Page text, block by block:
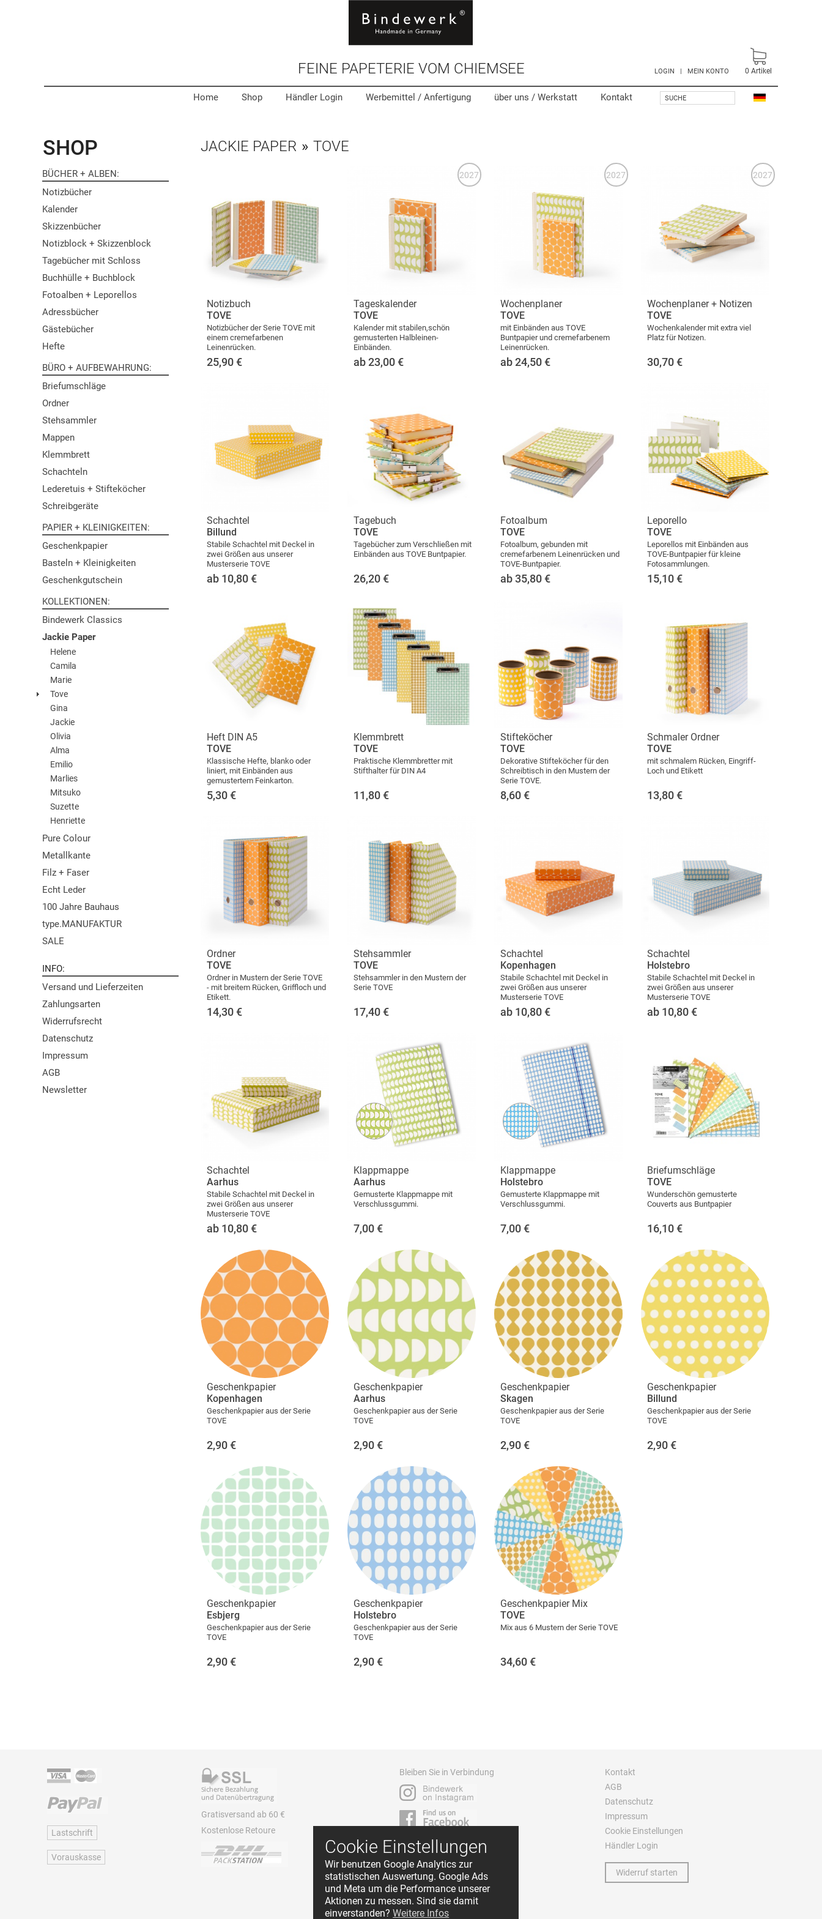
Cookie Einstellungen
Wir benutzen Google Analytics zur
statistischen Auswertung. Google Ads
und Meta um die Performance unserer
Aktionen zu messen. Sind sie damit
einverstanden?Weitere Infos
FEINE PAPETERIE VOM CHIEMSEE LOGIN | MEIN KONTO
Home Shop Händler Login Werbemittel / Anfertigung über uns / Werkstatt Kontakt SUCHE
0 Artikel
JACKIE PAPER » TOVE
Notizbuch
TOVE
Notizbücher der Serie TOVE mit
einem cremefarbenen
Leinenrücken.
25,90 €
Tageskalender
TOVE
Kalender mit stabilen,schön
gemusterten Halbleinen-
Einbänden.
ab 23,00 €
2027
Wochenplaner
TOVE
mit Einbänden aus TOVE
Buntpapier und cremefarbenem
Leinenrücken.
ab 24,50 €
2027
Wochenplaner + Notizen
TOVE
Wochenkalender mit extra viel
Platz für Notizen.
30,70 €
2027
Schachtel
Billund
Stabile Schachtel mit Deckel in
zwei Größen aus unserer
Musterserie TOVE
ab 10,80 €
Tagebuch
TOVE
Tagebücher zum Verschließen mit
Einbänden aus TOVE Buntpapier.
26,20 €
Fotoalbum
TOVE
Fotoalbum, gebunden mit
cremefarbenem Leinenrücken und
TOVE-Buntpapier.
ab 35,80 €
Leporello
TOVE
Leporellos mit Einbänden aus
TOVE-Buntpapier für kleine
Fotosammlungen.
15,10 €
Heft DIN A5
TOVE
Klassische Hefte, blanko oder
liniert, mit Einbänden aus
gemustertem Feinkarton.
5,30 €
Klemmbrett
TOVE
Praktische Klemmbretter mit
Stifthalter für DIN A4
11,80 €
Stifteköcher
TOVE
Dekorative Stifteköcher für den
Schreibtisch in den Mustern der
Serie TOVE.
8,60 €
Schmaler Ordner
TOVE
mit schmalem Rücken, Eingriff-
Loch und Etikett
13,80 €
Ordner
TOVE
Ordner in Mustern der Serie TOVE
- mit breitem Rücken, Griffloch und
Etikett.
14,30 €
Stehsammler
TOVE
Stehsammler in den Mustern der
Serie TOVE
17,40 €
Schachtel
Kopenhagen
Stabile Schachtel mit Deckel in
zwei Größen aus unserer
Musterserie TOVE
ab 10,80 €
Schachtel
Holstebro
Stabile Schachtel mit Deckel in
zwei Größen aus unserer
Musterserie TOVE
ab 10,80 €
Schachtel
Aarhus
Stabile Schachtel mit Deckel in
zwei Größen aus unserer
Musterserie TOVE
ab 10,80 €
Klappmappe
Aarhus
Gemusterte Klappmappe mit
Verschlussgummi.
7,00 €
Klappmappe
Holstebro
Gemusterte Klappmappe mit
Verschlussgummi.
7,00 €
Briefumschläge
TOVE
Wunderschön gemusterte
Couverts aus Buntpapier
16,10 €
Geschenkpapier
Kopenhagen
Geschenkpapier aus der Serie
TOVE
2,90 €
Geschenkpapier
Aarhus
Geschenkpapier aus der Serie
TOVE
2,90 €
Geschenkpapier
Skagen
Geschenkpapier aus der Serie
TOVE
2,90 €
Geschenkpapier
Billund
Geschenkpapier aus der Serie
TOVE
2,90 €
Geschenkpapier
Esbjerg
Geschenkpapier aus der Serie
TOVE
2,90 €
Geschenkpapier
Holstebro
Geschenkpapier aus der Serie
TOVE
2,90 €
Geschenkpapier Mix
TOVE
Mix aus 6 Mustern der Serie TOVE
34,60 €
SHOP
BÜCHER + ALBEN
Notizbücher
Kalender
Skizzenbücher
Notizblock + Skizzenblock
Tagebücher mit Schloss
Buchhülle + Buchblock
Fotoalben + Leporellos
Adressbücher
Gästebücher
Hefte
BÜRO + AUFBEWAHRUNG
Briefumschläge
Ordner
Stehsammler
Mappen
Klemmbrett
Schachteln
Lederetuis + Stifteköcher
Schreibgeräte
PAPIER + KLEINIGKEITEN
Geschenkpapier
Basteln + Kleinigkeiten
Geschenkgutschein
KOLLEKTIONEN
Bindewerk Classics
Jackie Paper
Helene
Camila
Marie
Tove
Gina
Jackie
Olivia
Alma
Emilio
Marlies
Mitsuko
Suzette
Henriette
Pure Colour
Metallkante
Filz + Faser
Echt Leder
100 Jahre Bauhaus
type.MANUFAKTUR
SALE
INFO
Versand und Lieferzeiten
Zahlungsarten
Widerrufsrecht
Datenschutz
Impressum
AGB
Newsletter
Lastschrift
Vorauskasse
Gratisversand ab 60 €
Kostenlose Retoure
Bleiben Sie in Verbindung
Kontakt
AGB
Datenschutz
Impressum
Cookie Einstellungen
Händler Login
Widerruf starten